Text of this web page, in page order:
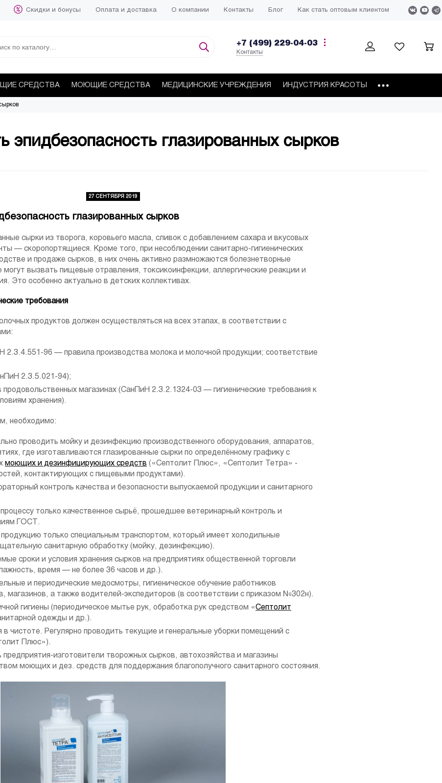
Скидки и бонусы Оплата и доставка О компании Контакты Блог Как стать оптовым клиентом
+7 (499) 229-04-03
Контакты
СРЕДСТВА МОЮЩИЕ СРЕДСТВА МЕДИЦИНСКИЕ УЧРЕЖДЕНИЯ ИНДУСТРИЯ КРАСОТЫ
эпидбезопасность глазированных сырков
27 СЕНТЯБРЯ 2019
глазированных сырков
сырки из творога, коровьего масла, сливок с добавлением сахара и вкусовых
— скоропортящиеся. Кроме того, при несоблюдении санитарно-гигиенических
и продаже сырков, в них очень активно размножаются болезнетворные
вызвать пищевые отравления, токсикоинфекции, аллергические реакции и
Это особенно актуально в детских коллективах.
требования
продуктов должен осуществляться на всех этапах, в соответствии с
2.3.4.551-96 — правила производства молока и молочной продукции; соответствие
2.3.5.021-94);
продовольственных магазинах (СанПиН 2.3.2.1324-03 — гигиенические требования к
хранения).
необходимо:
проводить мойку и дезинфекцию производственного оборудования, аппаратов,
где изготавливаются глазированные сырки по определённому графику с
моющих и дезинфицирующих средств («Септолит Плюс», «Септолит Тетра» -
контактирующих с пищевыми продуктами).
контроль качества и безопасности выпускаемой продукции и санитарного
только качественное сырьё, прошедшее ветеринарный контроль и
ГОСТ.
продукцию только специальным транспортом, который имеет холодильные
санитарную обработку (мойку, дезинфекцию).
сроки и условия хранения сырков на предприятиях общественной торговли
время — не более 36 часов и др.).
и периодические медосмотры, гигиеническое обучение работников
магазинов, а также водителей-экспедиторов (в соответствии с приказом №302н).
гигиены (периодическое мытье рук, обработка рук средством «Септолит
одежды и др.).
чистоте. Регулярно проводить текущие и генеральные уборки помещений с
Плюс»).
предприятия-изготовители творожных сырков, автохозяйства и магазины
моющих и дез. средств для поддержания благополучного санитарного состояния.